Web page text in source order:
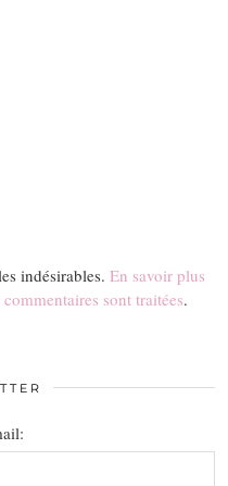
indésirables. En savoir plus
sont traitées.